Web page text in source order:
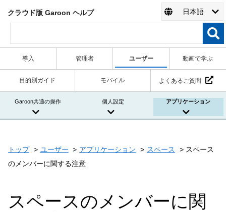
クラウド版 Garoon ヘルプ 日本語
導入 管理者 ユーザー 動画で学ぶ
目的別ガイド モバイル よくあるご質問
Garoon共通の操作 個人設定 アプリケーション
トップ ユーザー アプリケーション スペース
スペース
のメンバーに関する注意
スペースのメンバーに関